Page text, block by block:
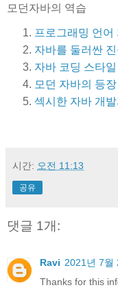
모던자바의 역습
프로그래밍 언어
자바를 둘러싼
자바 코딩 스타
모던 자바의 등
섹시한 자바 개발
시간: 오전 11:13
공유
댓글 1개:
Ravi 2021년 7월
Thanks for this